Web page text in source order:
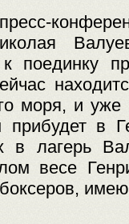
к поединку
моря, и
прибудет в
в лагерь
весе
боксеров,